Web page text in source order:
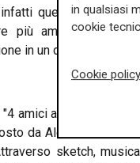
quello di favorire
più ampio al
in un contesto di
amici a Teatro",
da Alessandro
sketch,
in qualsiasi
cookie
Cookie policy